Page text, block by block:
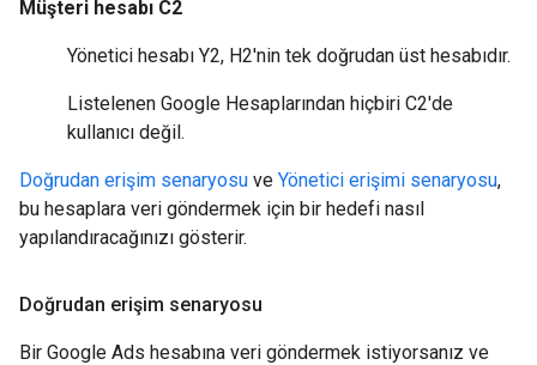
Müşteri hesabı C2
Yönetici hesabı Y2, H2'nin tek doğrudan üst hesabıdır.
Listelenen Google Hesaplarından hiçbiri C2'de
kullanıcı değil.
Doğrudan erişim senaryosu ve Yönetici erişimi senaryosu,
bu hesaplara veri göndermek için bir hedefi nasıl
yapılandıracağınızı gösterir.
Doğrudan erişim senaryosu
Bir Google Ads hesabına veri göndermek istiyorsanız ve